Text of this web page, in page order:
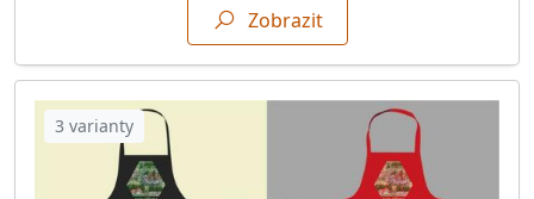
Zobrazit
3 varianty